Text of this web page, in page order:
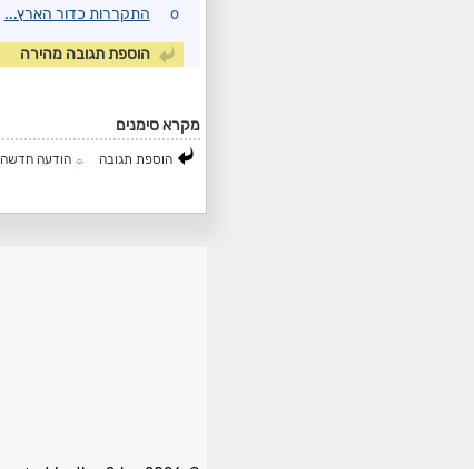
o התקררות כדור הארץ...
הוספת תגובה מהירה
מקרא סימנים
הוספת תגובה ☼ הודעה חדשה